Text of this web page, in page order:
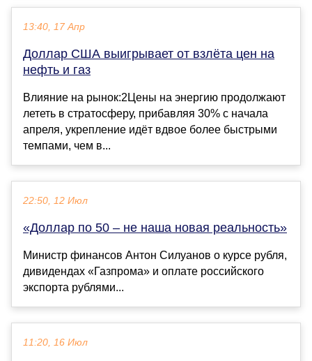
13:40, 17 Апр
Доллар США выигрывает от взлёта цен на
нефть и газ
Влияние на рынок:2Цены на энергию продолжают
лететь в стратосферу, прибавляя 30% с начала
апреля, укрепление идёт вдвое более быстрыми
темпами, чем в...
22:50, 12 Июл
«Доллар по 50 – не наша новая реальность»
Министр финансов Антон Силуанов о курсе рубля,
дивидендах «Газпрома» и оплате российского
экспорта рублями...
11:20, 16 Июл